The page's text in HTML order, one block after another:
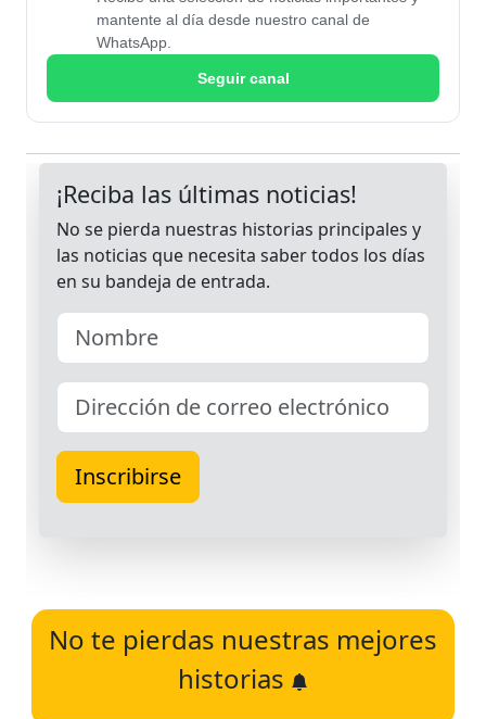
mantente al día desde nuestro canal de
WhatsApp.
Seguir canal
No te pierdas nuestras mejores
historias